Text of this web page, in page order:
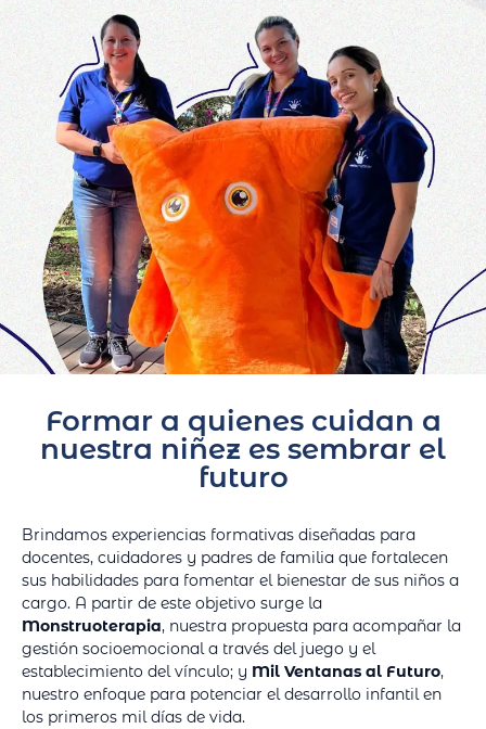
Formar a quienes cuidan a
nuestra niñez es sembrar el
futuro
Brindamos experiencias formativas diseñadas para
docentes, cuidadores y padres de familia que fortalecen
sus habilidades para fomentar el bienestar de sus niños a
cargo. A partir de este objetivo surge la
Monstruoterapia, nuestra propuesta para acompañar la
gestión socioemocional a través del juego y el
establecimiento del vínculo; y Mil Ventanas al Futuro,
nuestro enfoque para potenciar el desarrollo infantil en
los primeros mil días de vida.